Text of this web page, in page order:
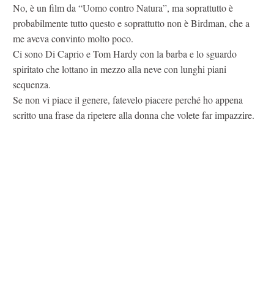
No, è un film da “Uomo contro Natura”, ma soprattutto è
probabilmente tutto questo e soprattutto non è Birdman, che a
me aveva convinto molto poco.
Ci sono Di Caprio e Tom Hardy con la barba e lo sguardo
spiritato che lottano in mezzo alla neve con lunghi piani
sequenza.
Se non vi piace il genere, fatevelo piacere perché ho appena
scritto una frase da ripetere alla donna che volete far impazzire.